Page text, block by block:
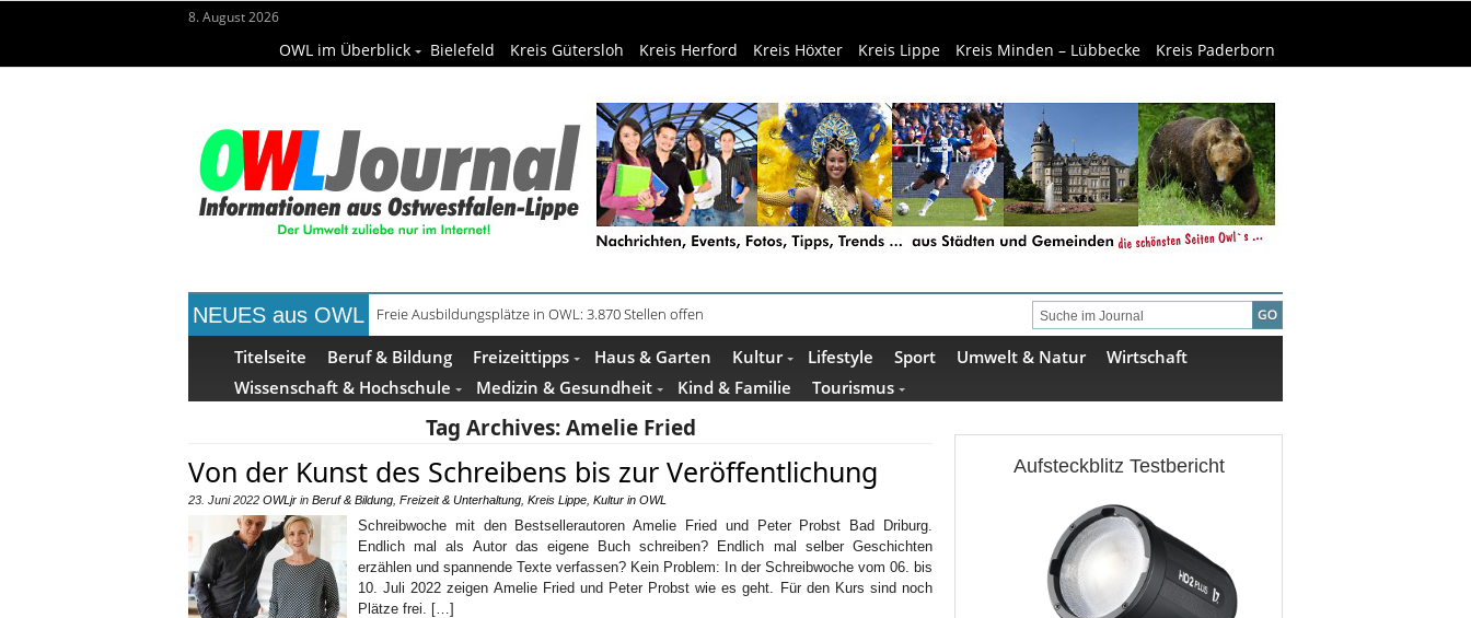
8. August 2026
OWL im Überblick Bielefeld Kreis Gütersloh Kreis Herford Kreis Höxter Kreis Lippe Kreis Minden – Lübbecke Kreis Paderborn
NEUES aus OWL
Freie Ausbildungsplätze in OWL: 3.870 Stellen offen
Recyclingpapier in Küche und Bad schont Ressourcen
Titelseite Beruf & Bildung Freizeittipps Haus & Garten Kultur Lifestyle Sport Umwelt & Natur
Wirtschaft
Wissenschaft & Hochschule
Medizin & Gesundheit Kind & Familie Tourismus
Tag Archives:Amelie Fried
Von der Kunst des Schreibens bis zur Veröffentlichung
23. Juni 2022 OWLjr in Beruf & Bildung Freizeit & Unterhaltung Kreis Lippe Kultur in OWL
Schreibwoche mit den Bestsellerautoren Amelie Fried und Peter Probst Bad Driburg.
Endlich mal als Autor das eigene Buch schreiben? Endlich mal selber Geschichten
erzählen und spannende Texte verfassen? Kein Problem: In der Schreibwoche vom 06. bis
10. Juli 2022 zeigen Amelie Fried und Peter Probst wie es geht. Für den Kurs sind noch
Plätze frei. […]
Aufsteckblitz Testbericht